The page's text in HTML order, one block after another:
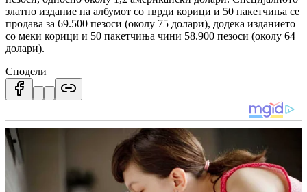
златно издание на албумот со тврди корици и 50 пакетчиња се
продава за 69.500 пезоси (околу 75 долари), додека изданието
со меки корици и 50 пакетчиња чини 58.900 пезоси (околу 64
долари).
Сподели